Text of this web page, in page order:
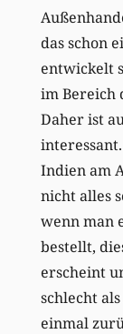
das schon
entwickelt
im Bereich
Daher ist
Indien am
nicht alles
wenn man
bestellt,
erscheint
schlecht
einmal